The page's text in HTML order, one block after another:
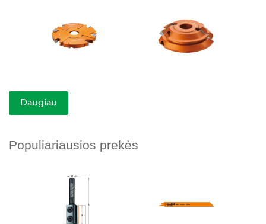
Daugiau
Populiariausios prekės